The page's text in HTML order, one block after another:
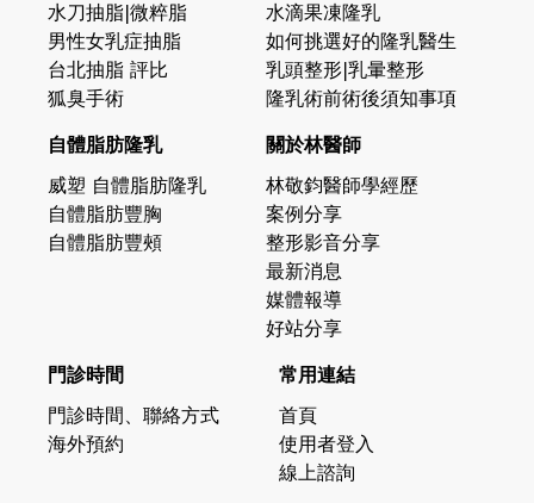
水刀抽脂|微粹脂
男性女乳症抽脂
台北抽脂 評比
狐臭手術
水滴果凍隆乳
如何挑選好的隆乳醫生
乳頭整形|乳暈整形
隆乳術前術後須知事項
自體脂肪隆乳
威塑 自體脂肪隆乳
自體脂肪豐胸
自體脂肪豐頰
關於林醫師
林敬鈞醫師學經歷
案例分享
整形影音分享
最新消息
媒體報導
好站分享
門診時間
門診時間、聯絡方式
海外預約
常用連結
首頁
使用者登入
線上諮詢